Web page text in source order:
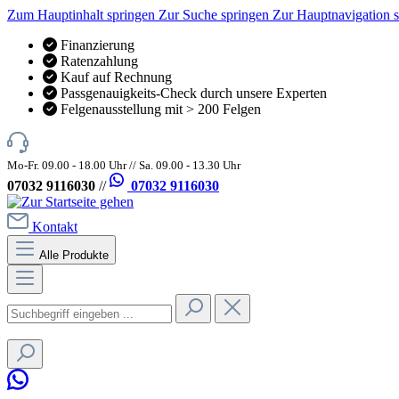
Zum Hauptinhalt springen Zur Suche springen Zur Hauptnavigation
Finanzierung
Ratenzahlung
Kauf auf Rechnung
Passgenauigkeits-Check durch unsere Experten
Felgenausstellung mit > 200 Felgen
Mo-Fr. 09.00 - 18.00 Uhr // Sa. 09.00 - 13.30 Uhr
07032 9116030 // 07032 9116030
Kontakt
Alle Produkte